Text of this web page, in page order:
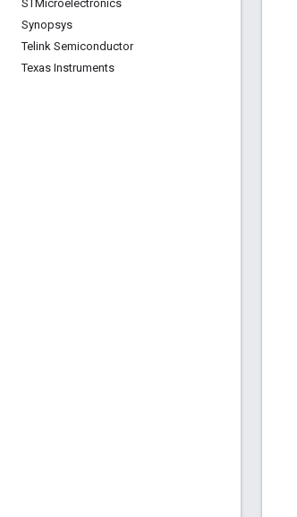
STMicroelectronics
Synopsys
Telink Semiconductor
Texas Instruments